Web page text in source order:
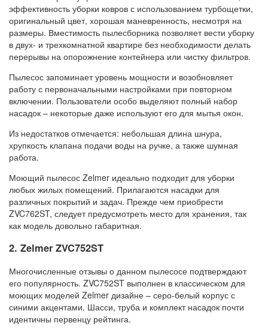
эффективность уборки ковров с использованием турбощетки,
оригинальный цвет, хорошая маневренность, несмотря на
размеры. Вместимость пылесборника позволяет вести уборку
в двух- и трехкомнатной квартире без необходимости делать
перерывы на опорожнение контейнера или чистку фильтров.
Пылесос запоминает уровень мощности и возобновляет
работу с первоначальными настройками при повторном
включении. Пользователи особо выделяют полный набор
насадок – некоторые даже используют его для мытья окон.
Из недостатков отмечается: небольшая длина шнура,
хрупкость клапана подачи воды на ручке, а также шумная
работа.
Моющий пылесос Zelmer идеально подходит для уборки
любых жилых помещений. Прилагаются насадки для
различных покрытий и задач. Прежде чем приобрести
ZVC762ST, следует предусмотреть место для хранения, так
как модель довольно габаритная.
2. Zelmer ZVC752ST
Многочисленные отзывы о данном пылесосе подтверждают
его популярность. ZVC752ST выполнен в классическом для
моющих моделей Zelmer дизайне – серо-белый корпус с
синими акцентами. Шасси, труба и комплект насадок почти
идентичны первенцу рейтинга.